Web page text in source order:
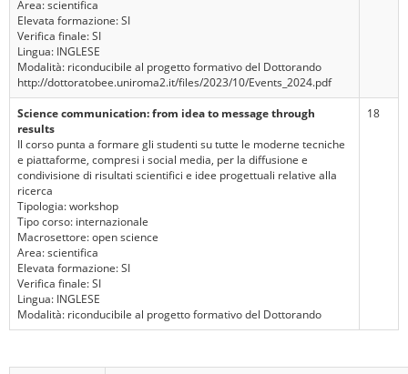
Area: scientifica
Elevata formazione: SI
Verifica finale: SI
Lingua: INGLESE
Modalità: riconducibile al progetto formativo del Dottorando
http://dottoratobee.uniroma2.it/files/2023/10/Events_2024.pdf
Science communication: from idea to message through
results
Il corso punta a formare gli studenti su tutte le moderne tecniche
e piattaforme, compresi i social media, per la diffusione e
condivisione di risultati scientifici e idee progettuali relative alla
ricerca
Tipologia: workshop
Tipo corso: internazionale
Macrosettore: open science
Area: scientifica
Elevata formazione: SI
Verifica finale: SI
Lingua: INGLESE
Modalità: riconducibile al progetto formativo del Dottorando
18